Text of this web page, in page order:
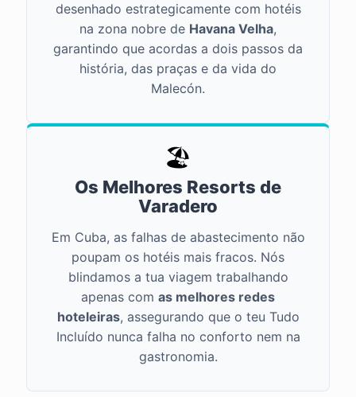
desenhado estrategicamente com hotéis
na zona nobre de Havana Velha,
garantindo que acordas a dois passos da
história, das praças e da vida do
Malecón.
🏖️
Os Melhores Resorts de
Varadero
Em Cuba, as falhas de abastecimento não
poupam os hotéis mais fracos. Nós
blindamos a tua viagem trabalhando
apenas com as melhores redes
hoteleiras, assegurando que o teu Tudo
Incluído nunca falha no conforto nem na
gastronomia.